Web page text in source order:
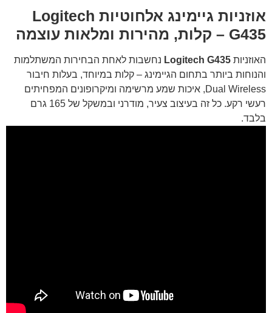
אוזניות גיימינג אלחוטיות Logitech
G435 – קלות, מהירות ומלאות עוצמה
האוזניות Logitech G435 נחשבות לאחת הבחירות המשתלמות
והנוחות ביותר בתחום הגיימינג – קלות במיוחד, בעלות חיבור
Dual Wireless, איכות שמע מרשימה ומיקרופונים המפחיתים
רעשי רקע. כל זה בעיצוב צעיר, מודרני ובמשקל של 165 גרם
בלבד.